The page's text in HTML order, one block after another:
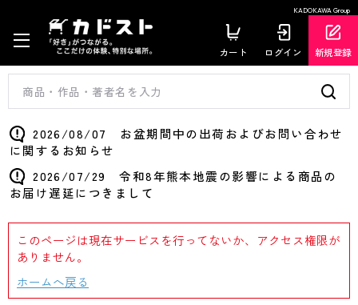
KADOKAWA Group
カート ログイン 新規登録
2026/08/07 お盆期間中の出荷およびお問い合わせ
に関するお知らせ
2026/07/29 令和8年熊本地震の影響による商品の
お届け遅延につきまして
このページは現在サービスを行ってないか、アクセス権限が
ありません。
ホームへ戻る